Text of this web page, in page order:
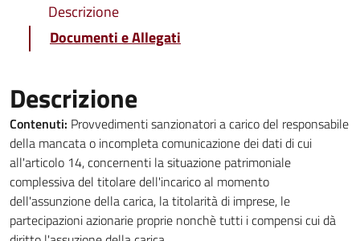
Descrizione
Documenti e Allegati
Descrizione
Contenuti: Provvedimenti sanzionatori a carico del responsabile
della mancata o incompleta comunicazione dei dati di cui
all'articolo 14, concernenti la situazione patrimoniale
complessiva del titolare dell'incarico al momento
dell'assunzione della carica, la titolarità di imprese, le
partecipazioni azionarie proprie nonchè tutti i compensi cui dà